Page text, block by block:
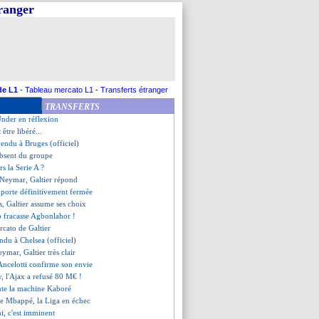
L1 - Tableau mercato L1 - Transferts étranger
TRANSFERTS
de Todibo
encore ferme pour Ronaldo
non
en réflexion
libéré...
à Bruges (officiel)
du groupe
la Serie A ?
Galtier répond
définitivement fermée
Galtier assume ses choix
fracasse Agbonlahor !
de Galtier
à Chelsea (officiel)
Galtier très clair
confirme son envie
l'Ajax a refusé 80 M€ !
la machine Kaboré
Mbappé, la Liga en échec
c'est imminent